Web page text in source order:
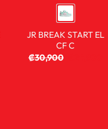
JR BREAK START EL
CF C
₡30,900